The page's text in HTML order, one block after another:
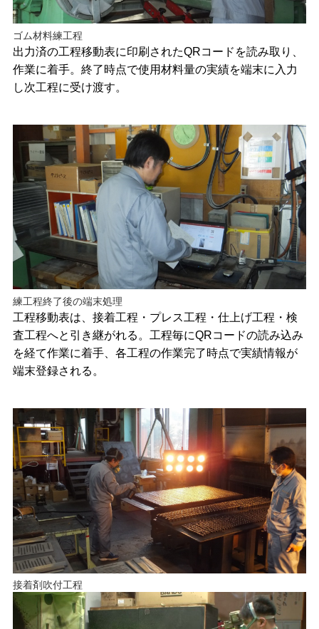
ゴム材料練工程
出力済の工程移動表に印刷されたQRコードを読み取り、
作業に着手。終了時点で使用材料量の実績を端末に入力
し次工程に受け渡す。
練工程終了後の端末処理
工程移動表は、接着工程・プレス工程・仕上げ工程・検
査工程へと引き継がれる。工程毎にQRコードの読み込み
を経て作業に着手、各工程の作業完了時点で実績情報が
端末登録される。
接着剤吹付工程